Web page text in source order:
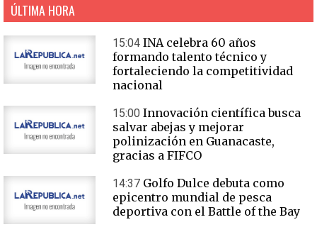
ÚLTIMA HORA
15:04 INA celebra 60 años
formando talento técnico y
fortaleciendo la competitividad
nacional
15:00 Innovación científica busca
salvar abejas y mejorar
polinización en Guanacaste,
gracias a FIFCO
14:37 Golfo Dulce debuta como
epicentro mundial de pesca
deportiva con el Battle of the Bay